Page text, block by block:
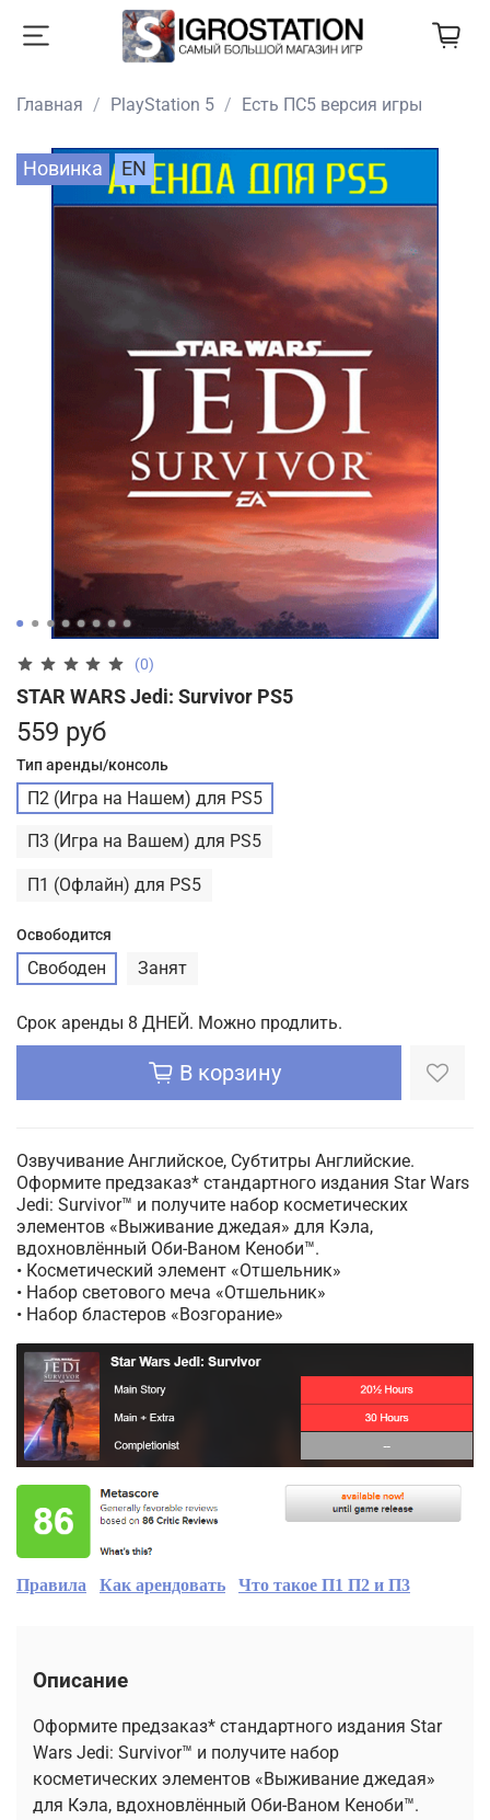
Главная PlayStation 5 Есть ПС5 версия игры
Новинка EN
(0)
STAR WARS Jedi: Survivor PS5
559 руб
Тип аренды/консоль
П2 (Игра на Нашем) для PS5
П3 (Игра на Вашем) для PS5
П1 (Офлайн) для PS5
Освободится
Свободен Занят
Срок аренды 8 ДНЕЙ. Можно продлить.
В корзину
Озвучивание Английское, Субтитры Английские.
Оформите предзаказ* стандартного издания Star Wars
Jedi: Survivor™ и получите набор косметических
элементов «Выживание джедая» для Кэла,
вдохновлённый Оби-Ваном Кеноби™.
• Косметический элемент «Отшельник»
• Набор светового меча «Отшельник»
• Набор бластеров «Возгорание»
Правила Как арендовать Что такое П1 П2 и П3
Описание
Оформите предзаказ* стандартного издания Star
Wars Jedi: Survivor™ и получите набор
косметических элементов «Выживание джедая»
для Кэла, вдохновлённый Оби-Ваном Кеноби™.